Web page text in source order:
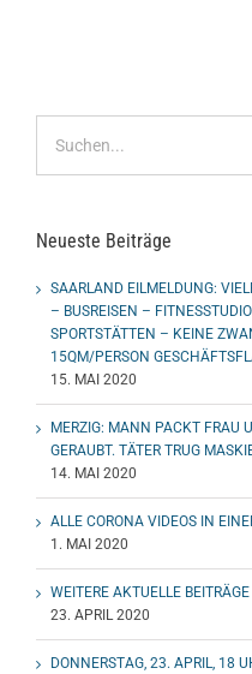
nach:
Neueste Beiträge
SAARLAND EILMELDUNG:
– BUSREISEN –
SPORTSTÄTTEN – KEINE
15QM/PERSON
15. MAI 2020
MERZIG: MANN PACKT FRAU
GERAUBT. TÄTER TRUG
14. MAI 2020
ALLE CORONA VIDEOS IN
1. MAI 2020
WEITERE AKTUELLE BEITRÄGE
23. APRIL 2020
DONNERSTAG, 23. APRIL, 18